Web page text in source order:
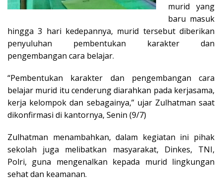
murid yang
baru masuk
hingga 3 hari kedepannya, murid tersebut diberikan
penyuluhan pembentukan karakter dan
pengembangan cara belajar.
“Pembentukan karakter dan pengembangan cara
belajar murid itu cenderung diarahkan pada kerjasama,
kerja kelompok dan sebagainya,” ujar Zulhatman saat
dikonfirmasi di kantornya, Senin (9/7)
Zulhatman menambahkan, dalam kegiatan ini pihak
sekolah juga melibatkan masyarakat, Dinkes, TNI,
Polri, guna mengenalkan kepada murid lingkungan
sehat dan keamanan.